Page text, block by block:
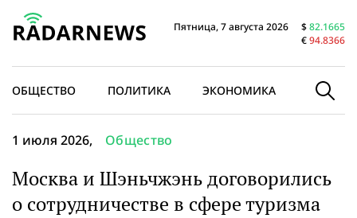
Пятница, 7 августа 2026 $82.1665
€94.8366
ОБЩЕСТВО ПОЛИТИКА ЭКОНОМИКА В МИРЕ
1 июля 2026, Общество
Москва и Шэньчжэнь договорились
о сотрудничестве в сфере туризма